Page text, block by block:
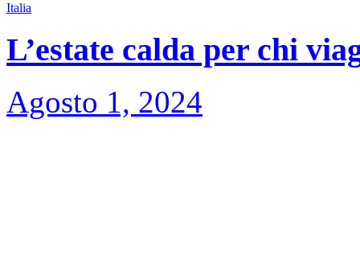
Italia
L’estate calda per chi
Agosto 1, 2024